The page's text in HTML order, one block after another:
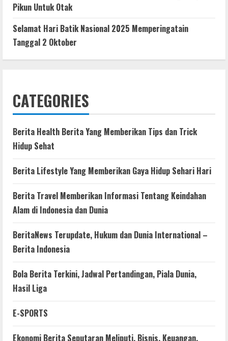
Pikun Untuk Otak
Selamat Hari Batik Nasional 2025 Memperingatain
Tanggal 2 Oktober
CATEGORIES
Berita Health Berita Yang Memberikan Tips dan Trick
Hidup Sehat
Berita Lifestyle Yang Memberikan Gaya Hidup Sehari Hari
Berita Travel Memberikan Informasi Tentang Keindahan
Alam di Indonesia dan Dunia
BeritaNews Terupdate, Hukum dan Dunia International –
Berita Indonesia
Bola Berita Terkini, Jadwal Pertandingan, Piala Dunia,
Hasil Liga
E-SPORTS
Ekonomi Berita Seputaran Meliputi, Bisnis, Keuangan,